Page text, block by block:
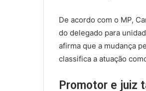
De acordo com o MP,
do delegado para
afirma que a mudança
classifica a atuação
Promotor e juiz